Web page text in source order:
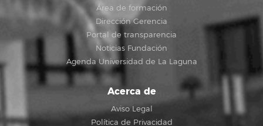
Área de formación
Dirección Gerencia
Portal de transparencia
Noticias Fundación
Agenda Universidad de La Laguna
Acerca de
Aviso Legal
Política de Privacidad